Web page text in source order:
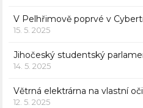
V Pelhřimově poprvé v
15. 5. 2025
Jihočeský studentský
14. 5. 2025
Větrná elektrárna na vlastní oči
12. 5. 2025